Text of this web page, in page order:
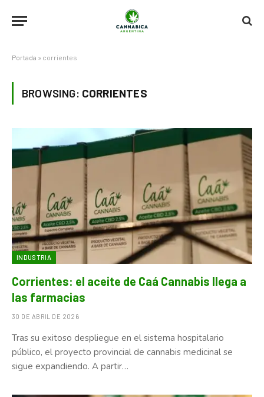
Portada » corrientes
BROWSING: CORRIENTES
INDUSTRIA
Corrientes: el aceite de Caá Cannabis llega a
las farmacias
30 DE ABRIL DE 2026
Tras su exitoso despliegue en el sistema hospitalario
público, el proyecto provincial de cannabis medicinal se
sigue expandiendo. A partir…